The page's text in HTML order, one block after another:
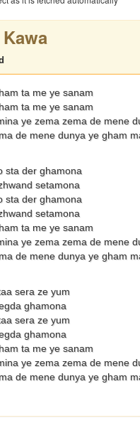
ta me ye sanam
ta me ye sanam
ye zema zema de mene
de mene dunya ye gham
sta der ghamona
setamona
sta der ghamona
setamona
ta me ye sanam
ye zema zema de mene
de mene dunya ye gham
sera ze yum
ghamona
sera ze yum
ghamona
ta me ye sanam
ye zema zema de mene
de mene dunya ye gham